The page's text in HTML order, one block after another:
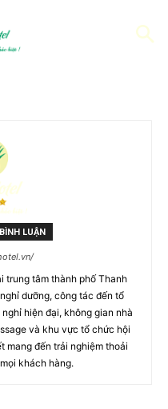
LUẬN
trung tâm thành phố Thanh
dưỡng, công tác đến tổ
hiện đại, không gian nhà
và khu vực tổ chức hội
mang đến trải nghiệm thoải
khách hàng.